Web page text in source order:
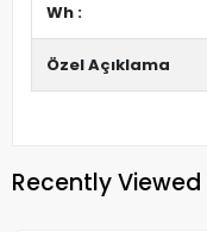
Wh :
Özel Açıklama
Recently Viewed